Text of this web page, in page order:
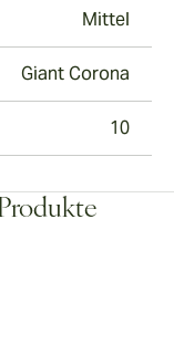
Mittel
Giant Corona
10